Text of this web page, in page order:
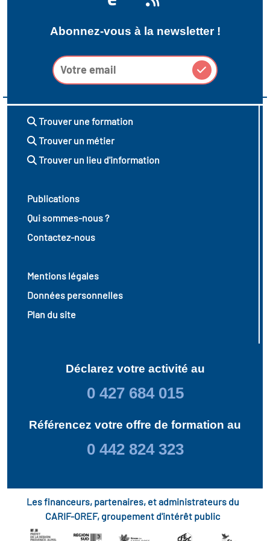
des transitions
des secteurs(en
construction)
Abonnez-vous à la newsletter !
Trouver une formation
Trouver un métier
Trouver un lieu d'information
Publications
Qui sommes-nous ?
Contactez-nous
Mentions légales
Données personnelles
Plan du site
Déclarez votre activité au
0 427 684 015
Référencez votre offre de formation au
0 442 824 323
Les financeurs, partenaires, et administrateurs du
CARIF-OREF, groupement d'intérêt public